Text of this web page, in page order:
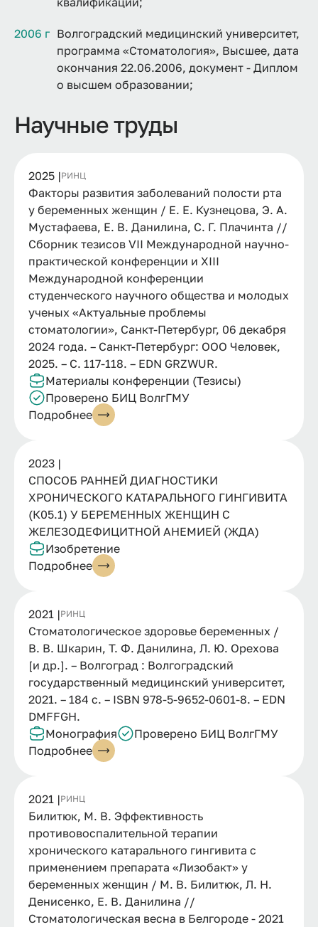
2006 г Волгоградский медицинский университет,
программа «Стоматология», Высшее, дата
окончания 22.06.2006, документ - Диплом
о высшем образовании;
Научные труды
2025 |РИНЦ
Факторы развития заболеваний полости рта
у беременных женщин / Е. Е. Кузнецова, Э. А.
Мустафаева, Е. В. Данилина, С. Г. Плачинта //
Сборник тезисов VII Международной научно-
практической конференции и ХIII
Международной конференции
студенческого научного общества и молодых
ученых «Актуальные проблемы
стоматологии», Санкт-Петербург, 06 декабря
2024 года. – Санкт-Петербург: ООО Человек,
2025. – С. 117-118. – EDN GRZWUR.
Материалы конференции (Тезисы)
Проверено БИЦ ВолгГМУ
Подробнее
2023 |
СПОСОБ РАННЕЙ ДИАГНОСТИКИ
ХРОНИЧЕСКОГО КАТАРАЛЬНОГО ГИНГИВИТА
(К05.1) У БЕРЕМЕННЫХ ЖЕНЩИН С
ЖЕЛЕЗОДЕФИЦИТНОЙ АНЕМИЕЙ (ЖДА)
Изобретение
Подробнее
2021 |РИНЦ
Стоматологическое здоровье беременных /
В. В. Шкарин, Т. Ф. Данилина, Л. Ю. Орехова
[и др.]. – Волгоград : Волгоградский
государственный медицинский университет,
2021. – 184 с. – ISBN 978-5-9652-0601-8. – EDN
DMFFGH.
Монография
Проверено БИЦ ВолгГМУ
Подробнее
2021 |РИНЦ
Билитюк, М. В. Эффективность
противовоспалительной терапии
хронического катарального гингивита с
применением препарата «Лизобакт» у
беременных женщин / М. В. Билитюк, Л. Н.
Денисенко, Е. В. Данилина //
Стоматологическая весна в Белгороде - 2021